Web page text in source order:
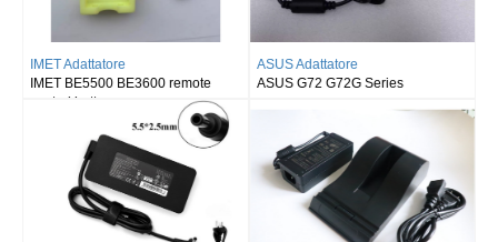
ASUS Adattatore
ASUS G72 G72G Series
ASUS Adattatore
ASUS ROG Strix scar 16 2025